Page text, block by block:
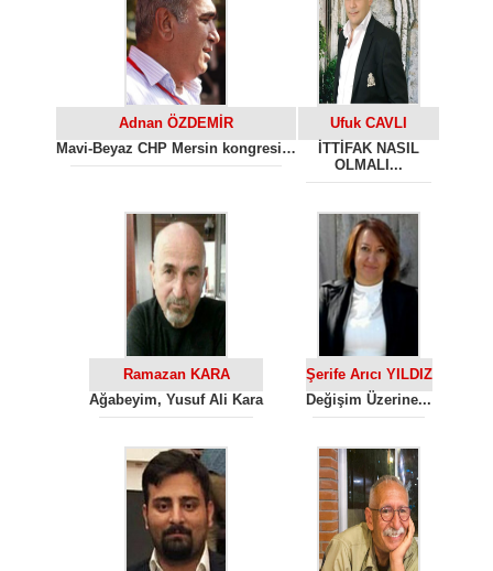
Adnan ÖZDEMİR
Mavi-Beyaz CHP Mersin kongresi…
Ufuk CAVLI
İTTİFAK NASIL
OLMALI...
Ramazan KARA
Ağabeyim, Yusuf Ali Kara
Şerife Arıcı YILDIZ
Değişim Üzerine...